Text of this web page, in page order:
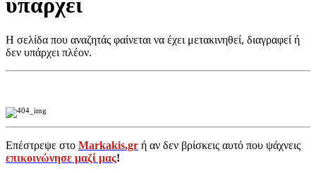
υπάρχει
Η σελίδα που αναζητάς φαίνεται να έχει μετακινηθεί, διαγραφεί ή
δεν υπάρχει πλέον.
Επέστρεψε στο Markakis.gr ή αν δεν βρίσκεις αυτό που ψάχνεις
επικοινώνησε μαζί μας!